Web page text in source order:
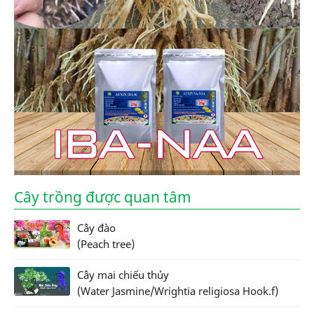
Cây trồng được quan tâm
Cây đào
(Peach tree)
Cây mai chiếu thủy
(Water Jasmine/Wrightia religiosa Hook.f)